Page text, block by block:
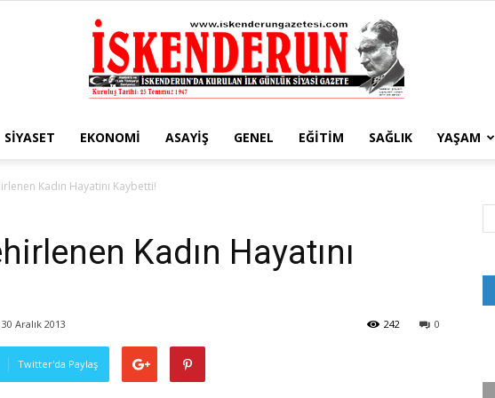
SIYASET EKONOMI ASAYIŞ GENEL EĞITIM SAĞLIK YAŞAM
Kadın Hayatını Kaybetti!
Kadın Hayatını
30 Aralık 2013 0
242
Twitter'da Paylaş